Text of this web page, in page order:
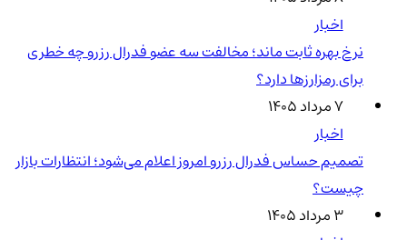
اخبار
نرخ بهره ثابت ماند؛ مخالفت سه عضو فدرال رزرو چه خطری
برای رمزارزها دارد؟
۷ مرداد ۱۴۰۵
اخبار
تصمیم حساس فدرال رزرو امروز اعلام می‌شود؛ انتظارات بازار
چیست؟
۳ مرداد ۱۴۰۵